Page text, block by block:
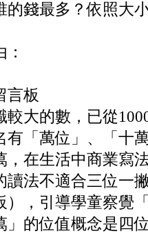
的錢最多？依照大
言板
較大的數，已從
有「萬位」、「十
，在生活中商業寫
讀法不適合三位一
），引導學童察覺
」的位值概念是四